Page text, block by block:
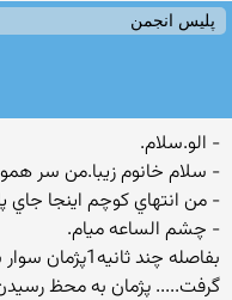
پلیس انجمن
- الو.سلام.
- سلام خانوم زيبا.من سر
- من انتهاي كوچم اينجا جاي
- چشم الساعه ميام.